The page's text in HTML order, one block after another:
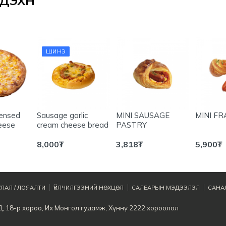
ШИНЭ
Sausage garlic
cream cheese bread
8,000₮
MINI SAUSAGE
PASTRY
3,818₮
MINI
5,900₮
18-р хороо, Их Монгол гудамж, Хүннү 2222 хороолол
/ ЛОЯАЛТИ ҮЙЛЧИЛГЭЭНИЙ НӨХЦӨЛ САЛБАРЫН МЭДЭЭЛЭЛ